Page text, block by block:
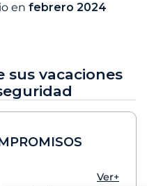
en febrero 2024
sus vacaciones
Ver+